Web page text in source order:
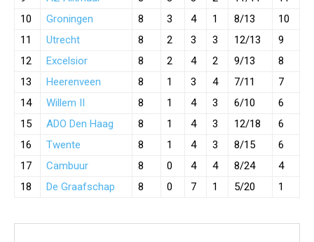
10
Groningen 8 3 4 1 8/13
10
11
Utrecht 8 2 3 3 12/13
9
12
Excelsior 8 2 4 2 9/13
8
13
Heerenveen 8 1 3 4 7/11
7
14
Willem II 8 1 4 3 6/10
6
15
ADO Den Haag 8 1 4 3 12/18
6
16
Twente 8 1 4 3 8/15
6
17
Cambuur 8 0 4 4 8/24
4
18
De Graafschap 8 0 7 1 5/20 1